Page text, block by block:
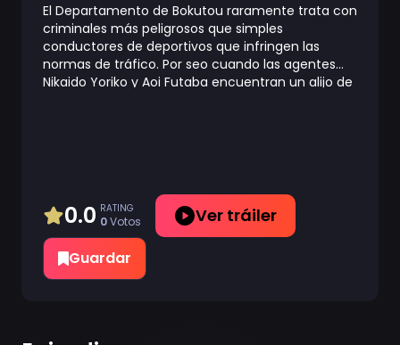
El Departamento de Bokutou raramente trata con
criminales más peligrosos que simples
conductores de deportivos que infringen las
normas de tráfico. Por seo cuando las agentes
Nikaido Yoriko y Aoi Futaba encuentran un alijo de
Tsujimoto Natsumi. Ahora la pregunta es si serán
suficiente dichos talentos para parar los pies a
una mente diabólica que piensa aprovecharse de
las debilidades de Tokio para su propio beneficio...
0.0 RATING
0Votos Ver tráiler
Guardar